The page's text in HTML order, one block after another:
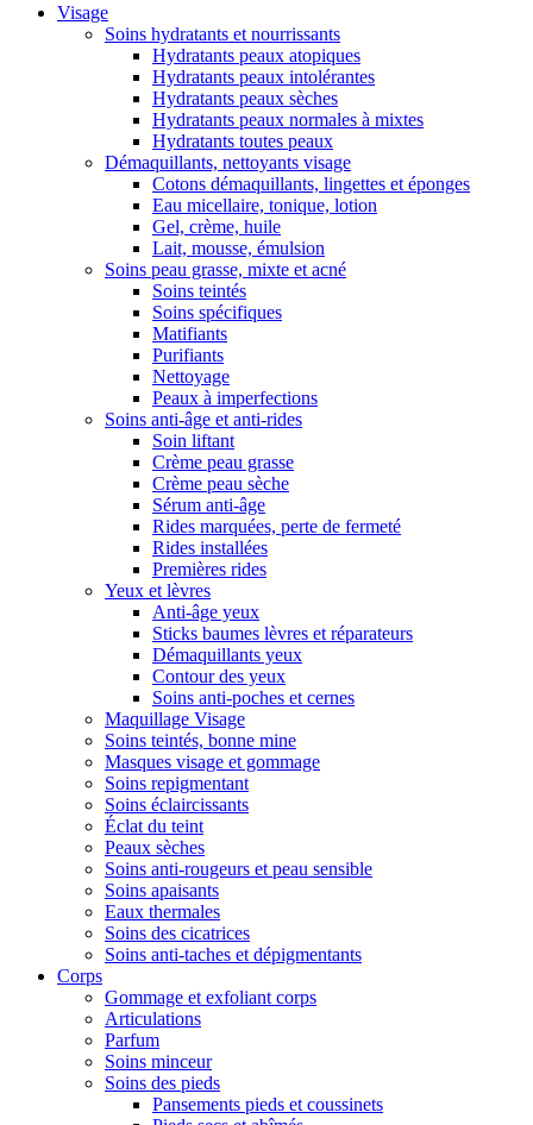
Visage
Soins hydratants et nourrissants
Hydratants peaux atopiques
Hydratants peaux intolérantes
Hydratants peaux sèches
Hydratants peaux normales à mixtes
Hydratants toutes peaux
Démaquillants, nettoyants visage
Cotons démaquillants, lingettes et éponges
Eau micellaire, tonique, lotion
Gel, crème, huile
Lait, mousse, émulsion
Soins peau grasse, mixte et acné
Soins teintés
Soins spécifiques
Matifiants
Purifiants
Nettoyage
Peaux à imperfections
Soins anti-âge et anti-rides
Soin liftant
Crème peau grasse
Crème peau sèche
Sérum anti-âge
Rides marquées, perte de fermeté
Rides installées
Premières rides
Yeux et lèvres
Anti-âge yeux
Sticks baumes lèvres et réparateurs
Démaquillants yeux
Contour des yeux
Soins anti-poches et cernes
Maquillage Visage
Soins teintés, bonne mine
Masques visage et gommage
Soins repigmentant
Soins éclaircissants
Éclat du teint
Peaux sèches
Soins anti-rougeurs et peau sensible
Soins apaisants
Eaux thermales
Soins des cicatrices
Soins anti-taches et dépigmentants
Corps
Gommage et exfoliant corps
Articulations
Parfum
Soins minceur
Soins des pieds
Pansements pieds et coussinets